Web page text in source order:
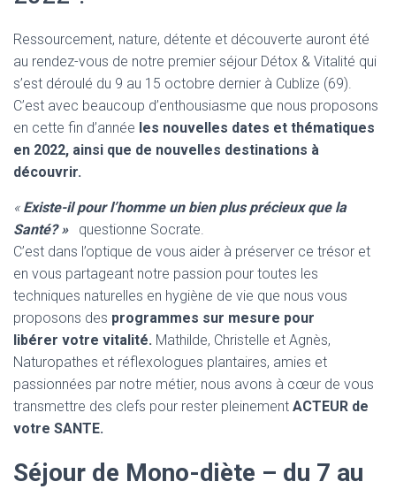
Ressourcement, nature, détente et découverte auront été
au rendez-vous de notre premier séjour Détox & Vitalité qui
s’est déroulé du 9 au 15 octobre dernier à Cublize (69).
C’est avec beaucoup d’enthousiasme que nous proposons
en cette fin d’année les nouvelles dates et thématiques
en 2022, ainsi que de nouvelles destinations à
découvrir.
« Existe-il pour l’homme un bien plus précieux que la
Santé? »
questionne Socrate.
C’est dans l’optique de vous aider à préserver ce trésor et
en vous partageant notre passion pour toutes les
techniques naturelles en hygiène de vie que nous vous
proposons des programmes sur mesure pour
libérer votre vitalité. Mathilde, Christelle et Agnès,
Naturopathes et réflexologues plantaires, amies et
passionnées par notre métier, nous avons à cœur de vous
transmettre des clefs pour rester pleinement ACTEUR de
votre SANTE.
Séjour de Mono-diète – du 7 au